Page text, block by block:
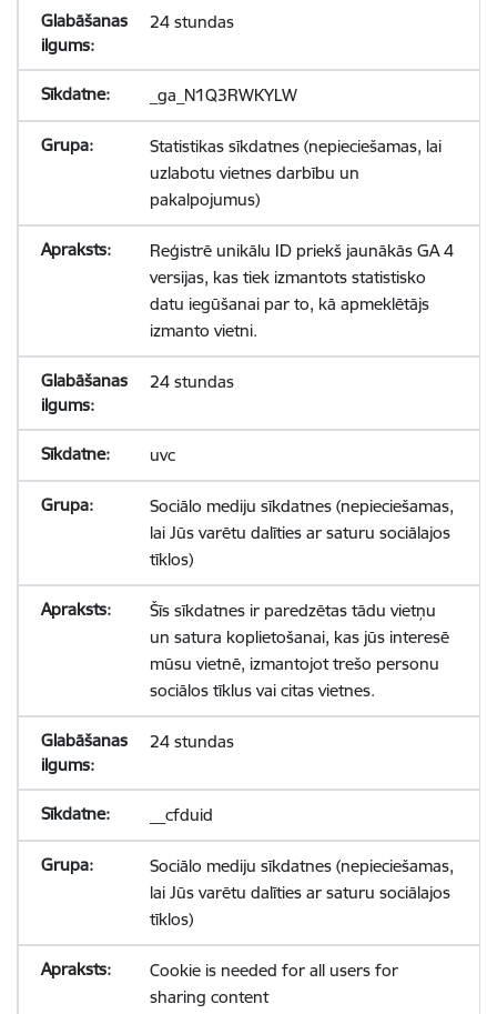
24 stundas
_ga_N1Q3RWKYLW
Statistikas sīkdatnes (nepieciešamas, lai
uzlabotu vietnes darbību un
pakalpojumus)
Reģistrē unikālu ID priekš jaunākās GA 4
versijas, kas tiek izmantots statistisko
datu iegūšanai par to, kā apmeklētājs
izmanto vietni.
24 stundas
uvc
Sociālo mediju sīkdatnes (nepieciešamas,
lai Jūs varētu dalīties ar saturu sociālajos
tīklos)
Šīs sīkdatnes ir paredzētas tādu vietņu
un satura koplietošanai, kas jūs interesē
mūsu vietnē, izmantojot trešo personu
sociālos tīklus vai citas vietnes.
24 stundas
__cfduid
Sociālo mediju sīkdatnes (nepieciešamas,
lai Jūs varētu dalīties ar saturu sociālajos
tīklos)
Cookie is needed for all users for
sharing content